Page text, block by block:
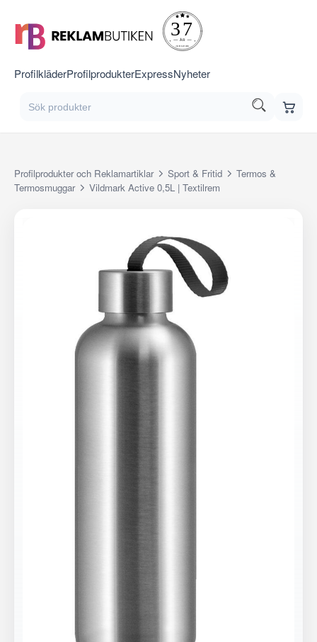
ProfilkläderProfilprodukterExpressNyheter
Profilprodukter och Reklamartiklar Sport & Fritid
Termos &
Termosmuggar
Vildmark Active 0,5L | Textilrem